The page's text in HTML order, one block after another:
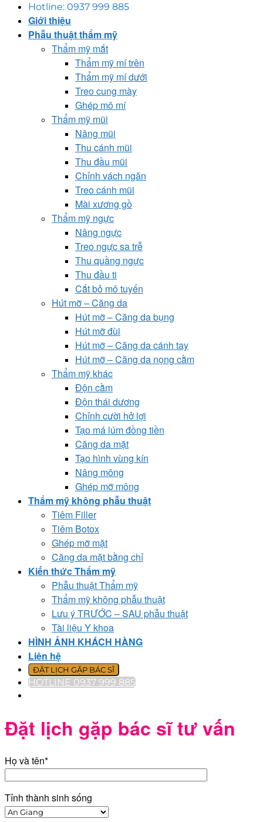
Hotline: 0937 999 885
Giới thiệu
Phẫu thuật thẩm mỹ
Thẩm mỹ mắt
Thẩm mỹ mí trên
Thẩm mỹ mí dưới
Treo cung mày
Ghép mô mí
Thẩm mỹ mũi
Nâng mũi
Thu cánh mũi
Thu đầu mũi
Chỉnh vách ngăn
Treo cánh mũi
Mài xương gồ
Thẩm mỹ ngực
Nâng ngực
Treo ngực sa trễ
Thu quầng ngực
Thu đầu ti
Cắt bỏ mô tuyến
Hút mỡ – Căng da
Hút mỡ – Căng da bụng
Hút mỡ đùi
Hút mỡ – Căng da cánh tay
Hút mỡ – Căng da nọng cằm
Thẩm mỹ khác
Độn cằm
Độn thái dương
Chỉnh cười hở lợi
Tạo má lúm đồng tiền
Căng da mặt
Tạo hình vùng kín
Nâng mông
Ghép mỡ mông
Thẩm mỹ không phẫu thuật
Tiêm Filler
Tiêm Botox
Ghép mỡ mặt
Căng da mặt bằng chỉ
Kiến thức Thẩm mỹ
Phẫu thuật Thẩm mỹ
Thẩm mỹ không phẫu thuật
Lưu ý TRƯỚC – SAU phẫu thuật
Tài liệu Y khoa
HÌNH ẢNH KHÁCH HÀNG
Liên hệ
ĐẶT LỊCH GẶP BÁC SĨ
HOTLINE 0937 999 885
Đặt lịch gặp bác sĩ tư vấn
Họ và tên*
Tỉnh thành sinh sống